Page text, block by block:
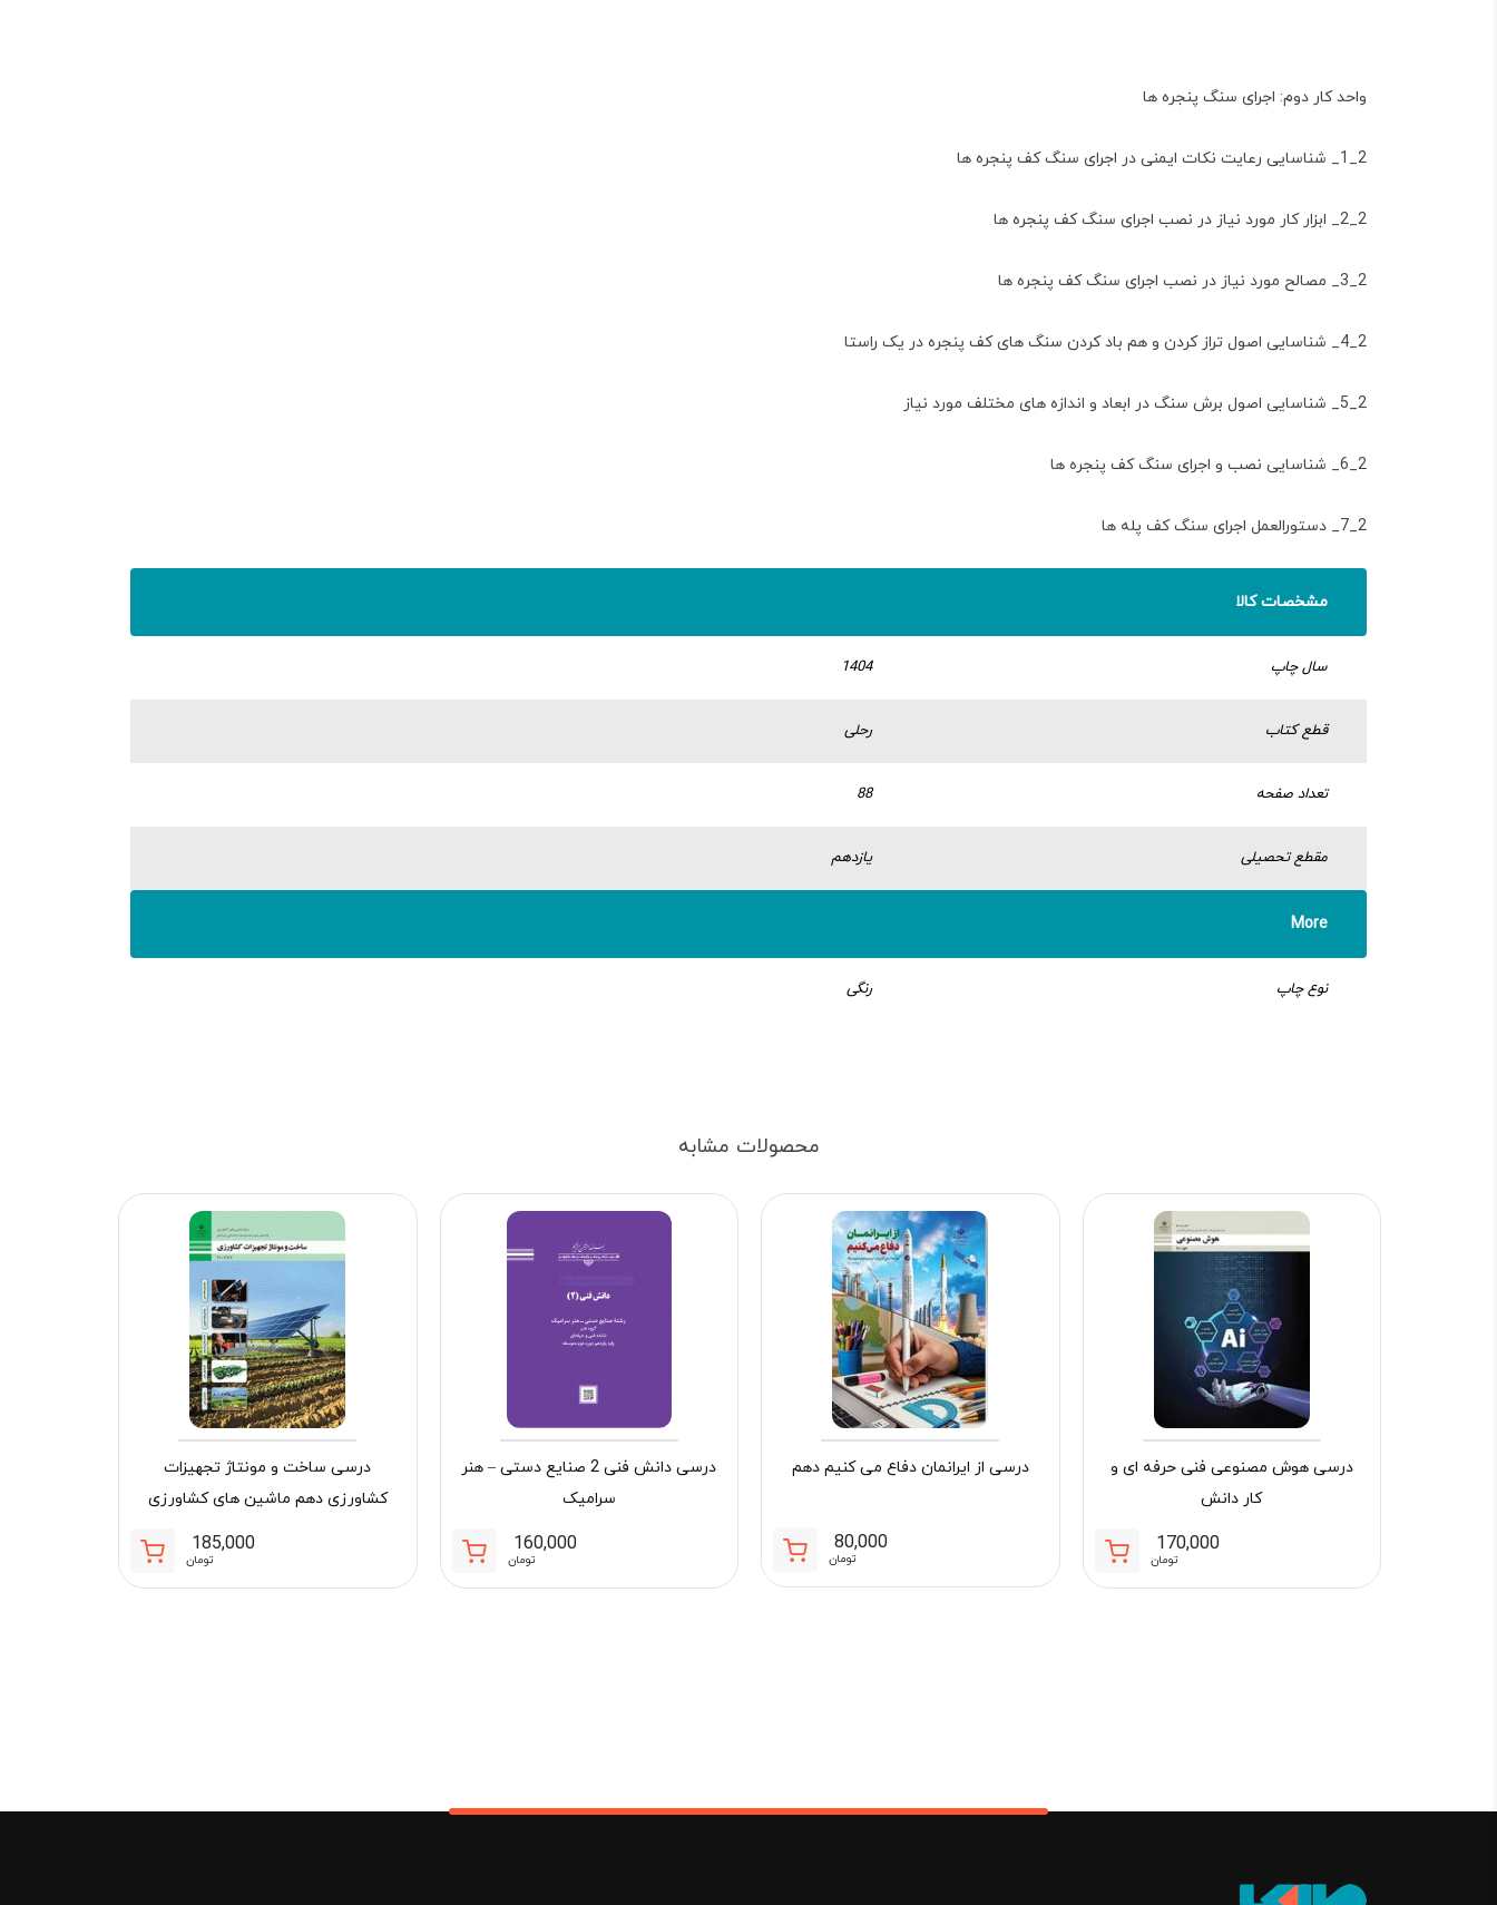
واحد کار دوم: اجرای سنگ پنجره ها
2_1_ شناسایی رعایت نکات ایمنی در اجرای سنگ کف پنجره ها
2_2_ ابزار کار مورد نیاز در نصب اجرای سنگ کف پنجره ها
2_3_ مصالح مورد نیاز در نصب اجرای سنگ کف پنجره ها
2_4_ شناسایی اصول تراز کردن و هم باد کردن سنگ های کف پنجره در یک راستا
2_5_ شناسایی اصول برش سنگ در ابعاد و اندازه های مختلف مورد نیاز
2_6_ شناسایی نصب و اجرای سنگ کف پنجره ها
2_7_ دستورالعمل اجرای سنگ کف پله ها
مشخصات کالا
سال چاپ 1404
قطع کتاب رحلی
تعداد صفحه 88
مقطع تحصیلی یازدهم
More
نوع چاپ رنگی
محصولات مشابه
درسی هوش مصنوعی فنی حرفه ای و
کار دانش
170,000
تومان
درسی از ایرانمان دفاع می کنیم دهم
80,000
تومان
درسی دانش فنی 2 صنایع دستی – هنر
سرامیک
160,000
تومان
درسی ساخت و مونتاژ تجهیزات
کشاورزی دهم ماشین های کشاورزی
185,000
تومان